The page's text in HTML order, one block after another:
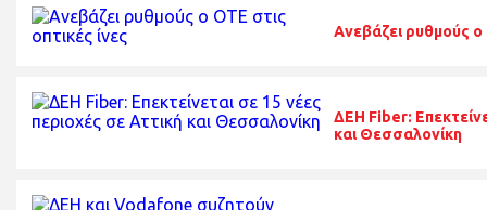
Ανεβάζει ρυθμούς ο
ΔΕΗ Fiber:
και Θεσσαλονίκη